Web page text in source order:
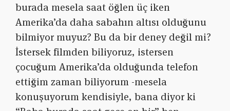
burada mesela saat öğlen üç iken
Amerika’da daha sabahın altısı olduğunu
bilmiyor muyuz? Bu da bir deney değil mi?
İstersek filmden biliyoruz, istersen
çocuğum Amerika’da olduğunda telefon
ettiğim zaman biliyorum -mesela
konuşuyorum kendisiyle, bana diyor ki